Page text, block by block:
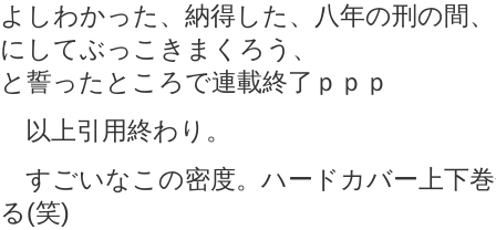
よしわかった、納得した、八年の刑の間
にしてぶっこきまくろう、
と誓ったところで連載終了ｐｐｐ
以上引用終わり。
すごいなこの密度。ハードカバー上下
る(笑)